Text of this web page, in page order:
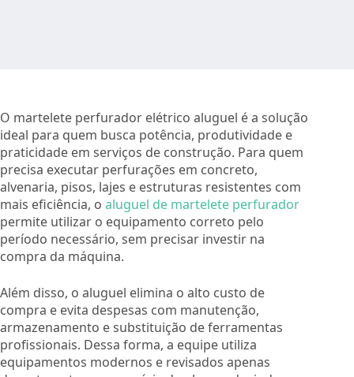
O martelete perfurador elétrico aluguel é a solução
ideal para quem busca potência, produtividade e
praticidade em serviços de construção. Para quem
precisa executar perfurações em concreto,
alvenaria, pisos, lajes e estruturas resistentes com
mais eficiência, o aluguel de martelete perfurador
permite utilizar o equipamento correto pelo
período necessário, sem precisar investir na
compra da máquina.
Além disso, o aluguel elimina o alto custo de
compra e evita despesas com manutenção,
armazenamento e substituição de ferramentas
profissionais. Dessa forma, a equipe utiliza
equipamentos modernos e revisados apenas